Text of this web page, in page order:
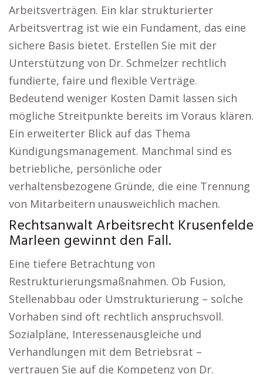
Arbeitsverträgen. Ein klar strukturierter
Arbeitsvertrag ist wie ein Fundament, das eine
sichere Basis bietet. Erstellen Sie mit der
Unterstützung von Dr. Schmelzer rechtlich
fundierte, faire und flexible Verträge.
Bedeutend weniger Kosten Damit lassen sich
mögliche Streitpunkte bereits im Voraus klären.
Ein erweiterter Blick auf das Thema
Kündigungsmanagement. Manchmal sind es
betriebliche, persönliche oder
verhaltensbezogene Gründe, die eine Trennung
von Mitarbeitern unausweichlich machen.
Rechtsanwalt Arbeitsrecht Krusenfelde
Marleen gewinnt den Fall.
Eine tiefere Betrachtung von
Restrukturierungsmaßnahmen. Ob Fusion,
Stellenabbau oder Umstrukturierung – solche
Vorhaben sind oft rechtlich anspruchsvoll.
Sozialpläne, Interessenausgleiche und
Verhandlungen mit dem Betriebsrat –
vertrauen Sie auf die Kompetenz von Dr.